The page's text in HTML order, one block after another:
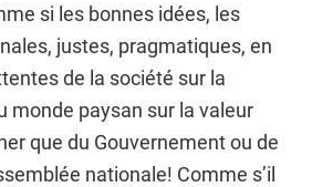
si les bonnes idées, les
justes, pragmatiques, en
de la société sur la
monde paysan sur la valeur
que du Gouvernement ou de
nationale! Comme s’il